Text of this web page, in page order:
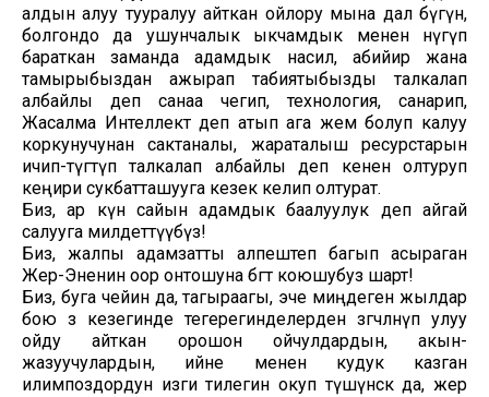
алдын алуу тууралуу айткан ойлору мына дал бүгүн,
болгондо да ушунчалык ыкчамдык менен өнүгүп
бараткан заманда адамдык насил, абийир жана
тамырыбыздан ажырап табиятыбызды талкалап
албайлы деп санаа чегип, технология, санарип,
Жасалма Интеллект деп атып ага жем болуп калуу
коркунучунан сактаналы, жараталыш ресурстарын
ичип-түгөтүп талкалап албайлы деп кенен олтуруп
кеңири сукбатташууга кезек келип олтурат.
Биз, ар күн сайын адамдык баалуулук деп айгай
салууга милдеттүүбүз!
Биз, жалпы адамзатты алпештеп багып асыраган
Жер-Эненин оор онтошуна бөгөт коюшубуз шарт!
Биз, буга чейин да, тагыраагы, эче миңдеген жылдар
бою өз кезегинде тегерегинделерден өзгөчөлөнүп улуу
ойду айткан орошон ойчулдардын, акын-
жазуучулардын, ийне менен кудук казган
илимпоздордун изги тилегин окуп түшүнсөк да, жер